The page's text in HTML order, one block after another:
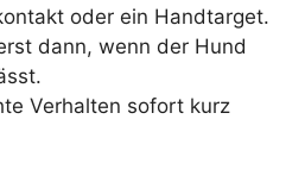
oder ein Handtarget.
dann, wenn der Hund
Verhalten sofort kurz